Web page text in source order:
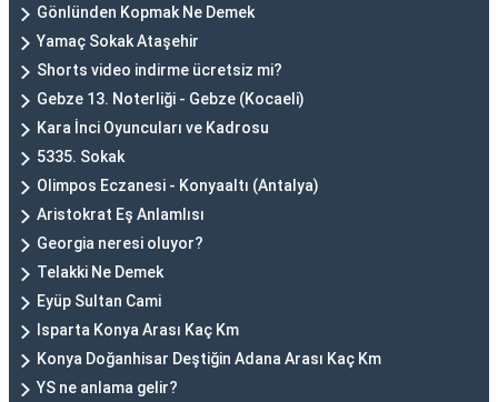
Gönlünden Kopmak Ne Demek
Yamaç Sokak Ataşehir
Shorts video indirme ücretsiz mi?
Gebze 13. Noterliği - Gebze (Kocaeli)
Kara İnci Oyuncuları ve Kadrosu
5335. Sokak
Olimpos Eczanesi - Konyaaltı (Antalya)
Aristokrat Eş Anlamlısı
Georgia neresi oluyor?
Telakki Ne Demek
Eyüp Sultan Cami
Isparta Konya Arası Kaç Km
Konya Doğanhisar Deştiğin Adana Arası Kaç Km
YS ne anlama gelir?